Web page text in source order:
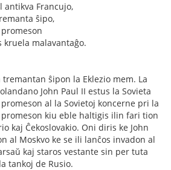
antikva Francujo,
ŝipo,
kruela malavantaĝo.
ŝipon la Eklezio mem. La
John Paul II estus la Sovieta
al la Sovietoj koncerne pri la
kiu eble haltigis ilin fari tion
kaj Ĉekoslovakio. Oni diris ke John
al Moskvo ke se ili lanĉos invadon al
kaj staros vestante sin per tuta
tankoj de Rusio.